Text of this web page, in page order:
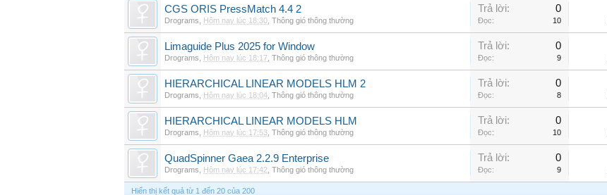
CGS ORIS PressMatch 4.4 2
Drograms Hôm nay lúc 18:30 Thông gió thông thường
Trả lời: 0
Đọc: 10
Limaguide Plus 2025 for Window
Drograms Hôm nay lúc 18:17 Thông gió thông thường
Trả lời: 0
Đọc: 9
HIERARCHICAL LINEAR MODELS HLM 2
Drograms Hôm nay lúc 18:04 Thông gió thông thường
Trả lời: 0
Đọc: 8
HIERARCHICAL LINEAR MODELS HLM
Drograms Hôm nay lúc 17:53 Thông gió thông thường
Trả lời: 0
Đọc: 10
QuadSpinner Gaea 2.2.9 Enterprise
Drograms Hôm nay lúc 17:42 Thông gió thông thường
Trả lời: 0
Đọc: 9
Hiển thị kết quả từ 1 đến 20 của 200